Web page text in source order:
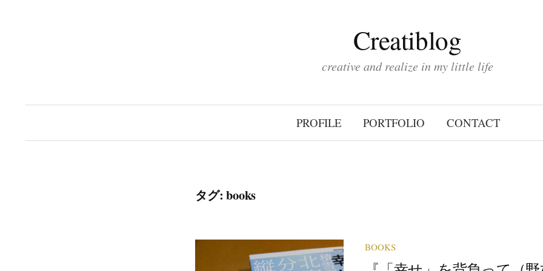
Creatiblog
creative and realize in my little life
PROFILE PORTFOLIO CONTACT
タグ:books
BOOKS